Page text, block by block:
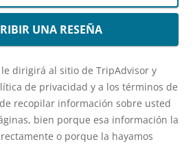
UNA RESEÑA
dirigirá al sitio de TripAdvisor y
de privacidad y a los términos de
recopilar información sobre usted
bien porque esa información la
o porque la hayamos